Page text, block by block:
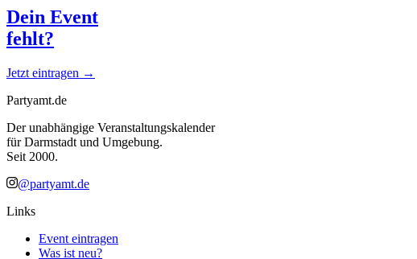
Dein Event
fehlt?
Jetzt eintragen →
Partyamt.de
Der unabhängige Veranstaltungskalender
für Darmstadt und Umgebung.
Seit 2000.
@partyamt.de
Links
Event eintragen
Was ist neu?